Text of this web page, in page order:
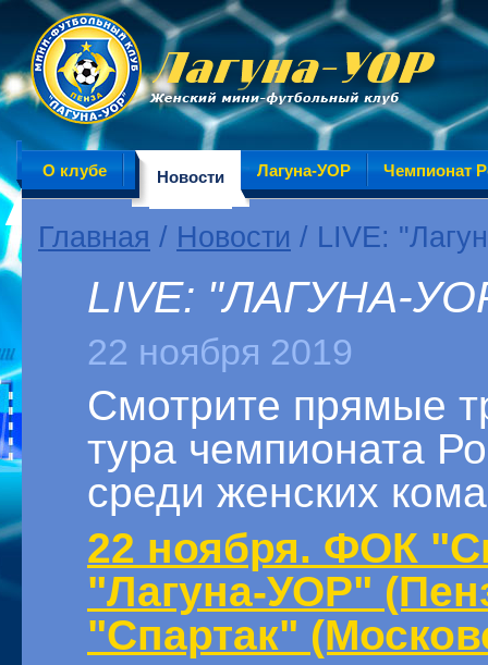
О клубе Новости Лагуна-УОР Чемпионат
Главная / Новости / LIVE:
LIVE: "ЛАГУНА-
22 ноября 2019
Смотрите прямые
тура чемпионата
среди женских
22 ноября. ФОК
"Лагуна-УОР"
"Спартак"